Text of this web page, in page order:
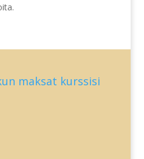
maksat kurssisi